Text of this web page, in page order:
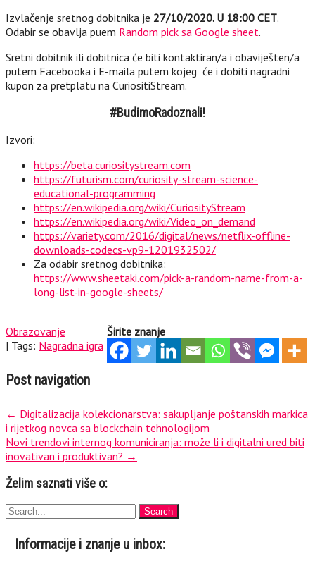
Izvlačenje sretnog dobitnika je 27/10/2020. U 18:00 CET.
Odabir se obavlja puem Random pick sa Google sheet.
Sretni dobitnik ili dobitnica će biti kontaktiran/a i obaviješten/a
putem Facebooka i E-maila putem kojeg će i dobiti nagradni
kupon za pretplatu na CuriositiStream.
#BudimoRadoznali!
Izvori:
https://beta.curiositystream.com
https://futurism.com/curiosity-stream-science-
educational-programming
https://en.wikipedia.org/wiki/CuriosityStream
https://en.wikipedia.org/wiki/Video_on_demand
https://variety.com/2016/digital/news/netflix-offline-
downloads-codecs-vp9-1201932502/
Za odabir sretnog dobitnika:
https://www.sheetaki.com/pick-a-random-name-from-a-
long-list-in-google-sheets/
Širite znanje
Obrazovanje
| Tags: Nagradna igra
Post navigation
← Digitalizacija kolekcionarstva: sakupljanje poštanskih markica
i rijetkog novca sa blockchain tehnologijom
Novi trendovi internog komuniciranja: može li i digitalni ured biti
inovativan i produktivan? →
Želim saznati više o:
Informacije i znanje u inbox: